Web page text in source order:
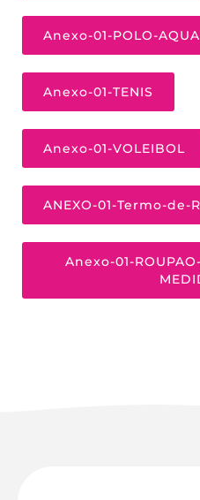
Anexo-01-POLO-
Anexo-01-TENIS
Anexo-01-VOLEIBOL
ANEXO-01-Termo-de-
Anexo-01-